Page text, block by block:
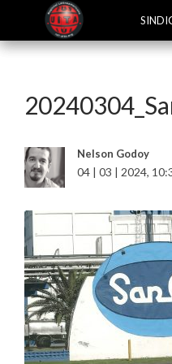
Nelson Godoy
04 | 03 | 2024,